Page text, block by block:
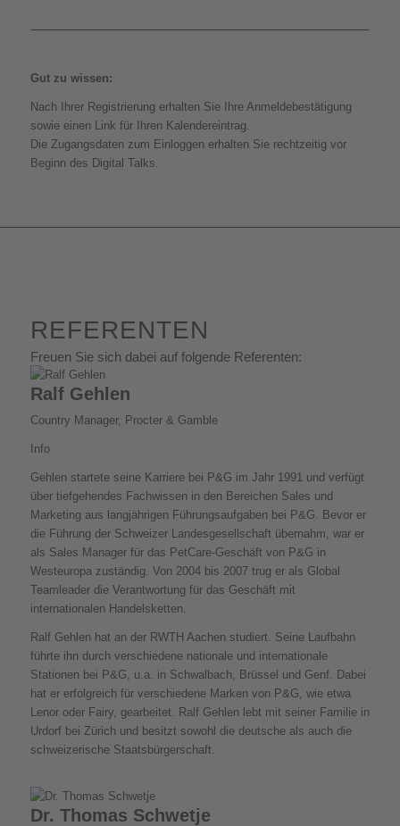
Gut zu wissen:
Nach Ihrer Registrierung erhalten Sie Ihre Anmeldebestätigung
sowie einen Link für Ihren Kalendereintrag.
Die Zugangsdaten zum Einloggen erhalten Sie rechtzeitig vor
Beginn des Digital Talks.
REFERENTEN
Freuen Sie sich dabei auf folgende Referenten:
Ralf Gehlen
Country Manager, Procter & Gamble
Info
Gehlen startete seine Karriere bei P&G im Jahr 1991 und verfügt
über tiefgehendes Fachwissen in den Bereichen Sales und
Marketing aus langjährigen Führungsaufgaben bei P&G. Bevor er
die Führung der Schweizer Landesgesellschaft übernahm, war er
als Sales Manager für das PetCare-Geschäft von P&G in
Westeuropa zuständig. Von 2004 bis 2007 trug er als Global
Teamleader die Verantwortung für das Geschäft mit
internationalen Handelsketten.
Ralf Gehlen hat an der RWTH Aachen studiert. Seine Laufbahn
führte ihn durch verschiedene nationale und internationale
Stationen bei P&G, u.a. in Schwalbach, Brüssel und Genf. Dabei
hat er erfolgreich für verschiedene Marken von P&G, wie etwa
Lenor oder Fairy, gearbeitet. Ralf Gehlen lebt mit seiner Familie in
Urdorf bei Zürich und besitzt sowohl die deutsche als auch die
schweizerische Staatsbürgerschaft.
Dr. Thomas Schwetje